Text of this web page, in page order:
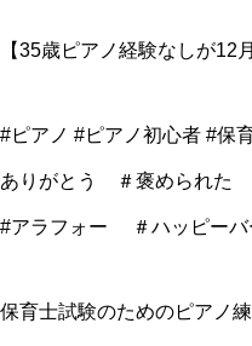
【35歳ピアノ経験なしが12
#ピアノ #ピアノ初心者 #保
ありがとう ＃褒められた
#アラフォー ＃ハッピー
保育士試験のためのピアノ